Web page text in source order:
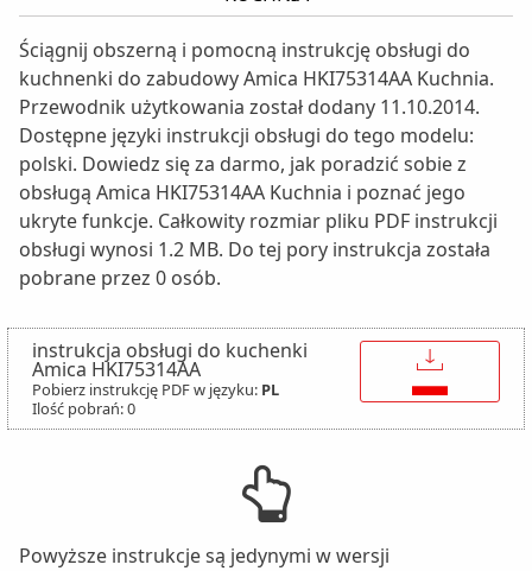
Ściągnij obszerną i pomocną instrukcję obsługi do
kuchnenki do zabudowy Amica HKI75314AA Kuchnia.
Przewodnik użytkowania został dodany 11.10.2014.
Dostępne języki instrukcji obsługi do tego modelu:
polski. Dowiedz się za darmo, jak poradzić sobie z
obsługą Amica HKI75314AA Kuchnia i poznać jego
ukryte funkcje. Całkowity rozmiar pliku PDF instrukcji
obsługi wynosi 1.2 MB. Do tej pory instrukcja została
pobrane przez 0 osób.
instrukcja obsługi do kuchenki
Amica HKI75314AA
Pobierz instrukcję PDF w języku: PL
Ilość pobrań: 0
↓
Powyższe instrukcje są jedynymi w wersji